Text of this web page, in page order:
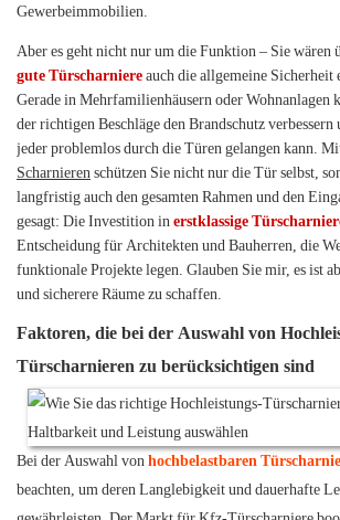
Gewerbeimmobilien.
Aber es geht nicht nur um die Funktion – Sie wären
gute Türscharniereauch die allgemeine Sicherheit
Gerade in Mehrfamilienhäusern oder Wohnanlagen
der richtigen Beschläge den Brandschutz verbessern
jeder problemlos durch die Türen gelangen kann.
Scharnierenschützen Sie nicht nur die Tür selbst,
langfristig auch den gesamten Rahmen und den
gesagt: Die Investition inerstklassige
Entscheidung für Architekten und Bauherren, die
funktionale Projekte legen. Glauben Sie mir, es ist
und sicherere Räume zu schaffen.
Faktoren, die bei der Auswahl von
Türscharnieren zu berücksichtigen sind
Bei der Auswahl vonhochbelastbaren
beachten, um deren Langlebigkeit und dauerhafte